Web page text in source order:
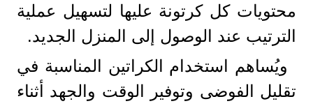
محتويات كل كرتونة عليها لتسهيل عملية
الترتيب عند الوصول إلى المنزل الجديد.
ويُساهم استخدام الكراتين المناسبة في
تقليل الفوضى وتوفير الوقت والجهد أثناء